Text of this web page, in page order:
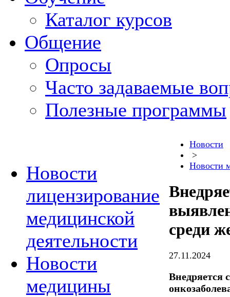
Каталог курсов
Общение
Опросы
Часто задаваемые
Полезные программы
Новости
лицензирование
медицинской
деятельности
Новости
медицины
Новости
>
Новости
среди
27.11.2024
Внедряется